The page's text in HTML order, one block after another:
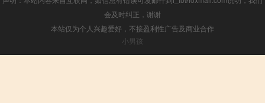
会及时纠正，谢谢
本站仅为个人兴趣爱好，不接盈利性广告及商业合作
小男孩